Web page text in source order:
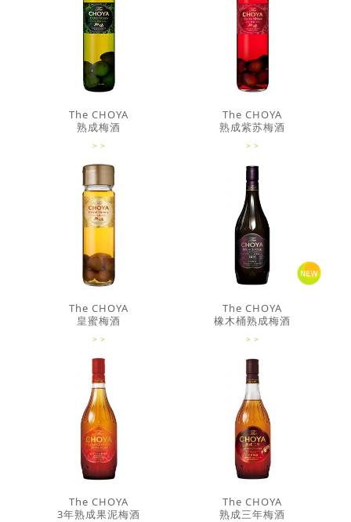
The CHOYA
熟成梅酒
The CHOYA
熟成紫苏梅酒
The CHOYA
皇蜜梅酒
The CHOYA
橡木桶熟成梅酒
The CHOYA
3年熟成果泥梅酒
The CHOYA
熟成三年梅酒